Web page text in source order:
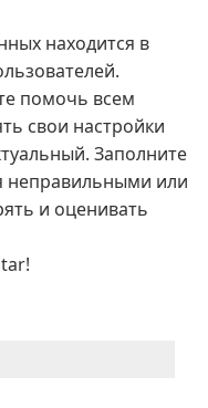
находится в
помочь всем
свои настройки
Заполните
неправильными или
и оценивать